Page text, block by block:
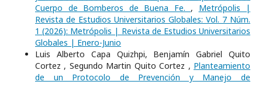
Cuerpo de Bomberos de Buena Fe. , Metrópolis |
Revista de Estudios Universitarios Globales: Vol. 7 Núm.
1 (2026): Metrópolis | Revista de Estudios Universitarios
Globales | Enero-Junio
Luis Alberto Capa Quizhpi, Benjamín Gabriel Quito
Cortez , Segundo Martin Quito Cortez , Planteamiento
de un Protocolo de Prevención y Manejo de